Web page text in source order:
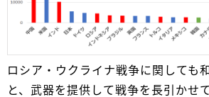
ロシア・ウクライナ戦争に関しても
と、武器を提供して戦争を長引かせ